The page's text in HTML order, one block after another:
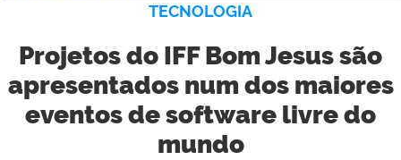
TECNOLOGIA
Projetos do IFF Bom Jesus são
apresentados num dos maiores
eventos de software livre do
mundo